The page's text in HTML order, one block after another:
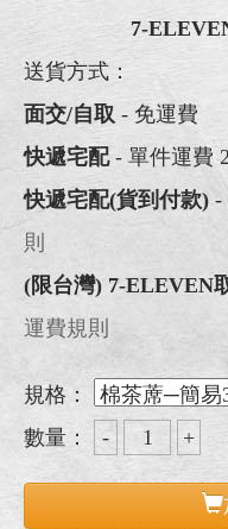
7-
送貨方式：
面交/自取 - 免運費
快遞宅配- 單件運費
快遞宅配(貨到付款) -
則
(限台灣) 7-ELEVEN
運費規則
規格：
數量：